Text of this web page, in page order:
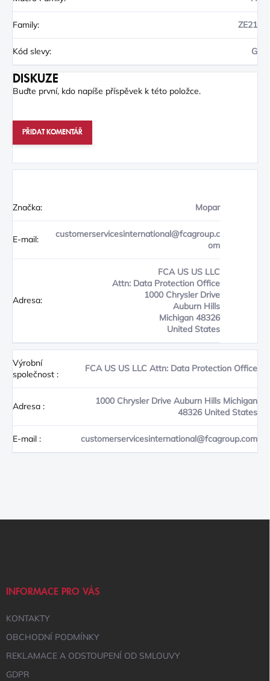
Family: ZE21
Kód slevy: G
DISKUZE
Buďte první, kdo napíše příspěvek k této položce.
PŘIDAT KOMENTÁŘ
Značka: Mopar
E-mail:
customerservicesinternational@fcagroup.c
om
Adresa:
FCA US US LLC
Attn: Data Protection Office
1000 Chrysler Drive
Auburn Hills
Michigan 48326
United States
Výrobní
společnost :
FCA US US LLC Attn: Data Protection Office
Adresa :
1000 Chrysler Drive Auburn Hills Michigan
48326 United States
E-mail : customerservicesinternational@fcagroup.com
INFORMACE PRO VÁS
KONTAKTY
OBCHODNÍ PODMÍNKY
REKLAMACE A ODSTOUPENÍ OD SMLOUVY
GDPR